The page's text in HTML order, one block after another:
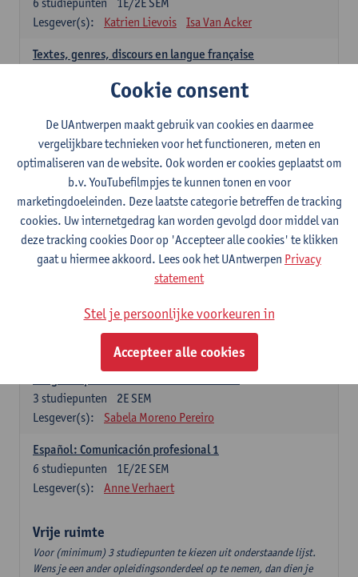
Lesgever(s):
Katrien Lievois Isa Van Acker
Textes, genres, discours en langue française
Kris Peeters
Spaans: verplichte opleidingsonderdelen
Gramática española 1
1E SEM
studiepunten
Lesgever(s):
Anne Verhaert
Gramática española 2
2E SEM
3studiepunten
Anne Verhaert
Lengua española: Destrezas básicas
Sabela Moreno Pereiro
2E SEM
3 studiepunten
Lesgever(s):
Sabela Moreno Pereiro
Español: Comunicación profesional 1
1E/2E SEM
6 studiepunten
Lesgever(s):
Anne Verhaert
Vrije ruimte
Voor (minimum) 3 studiepunten te kiezen uit onderstaande lijst.
Wens je een ander opleidingsonderdeel op te nemen, dan dien je
Cookie consent
De UAntwerpen maakt gebruik van cookies en daarmee
vergelijkbare technieken voor het functioneren, meten en
optimaliseren van de website. Ook worden er cookies geplaatst om
b.v. YouTubefilmpjes te kunnen tonen en voor
marketingdoeleinden. Deze laatste categorie betreffen de tracking
cookies. Uw internetgedrag kan worden gevolgd door middel van
deze tracking cookies Door op 'Accepteer alle cookies' te klikken
gaat u hiermee akkoord. Lees ook het UAntwerpen Privacy
statement
Stel je persoonlijke voorkeuren in
Accepteer alle cookies